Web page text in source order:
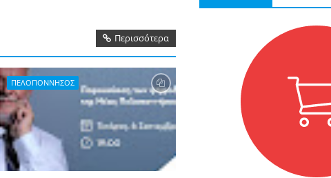
Περισσότερα
ΠΕΛΟΠΟΝΝΗΣΟΣ